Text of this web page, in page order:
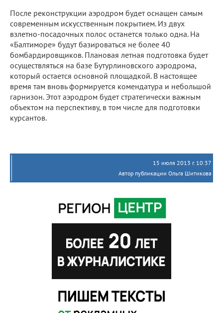
После реконструкции аэродром будет оснащен самым
современным искусственным покрытием. Из двух
взлетно-посадочных полос останется только одна. На
«Балтиморе» будут базироваться не более 40
бомбардировщиков. Плановая летная подготовка будет
осуществляться на базе Бутурлиновского аэродрома,
который остается основной площадкой. В настоящее
время там вновь формируется комендатура и небольшой
гарнизон. Этот аэродром будет стратегически важным
объектом на перспективу, в том числе для подготовки
курсантов.
15 июля 2013 г. 10:37
Автор публикации Ольга Шитикова